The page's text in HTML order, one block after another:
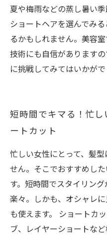
夏や梅雨などの蒸し暑い
ショートヘアを選んでみ
るかもしれません。美容
技術にも自信があります
に挑戦してみてはいかがで
短時間でキマる！忙
ートカット
忙しい女性にとって、髪
せん。そこでおすすめし
す。短時間でスタイリン
楽々。しかも、オシャレ
も使えます。 ショートカ
ブ、レイヤーショートな